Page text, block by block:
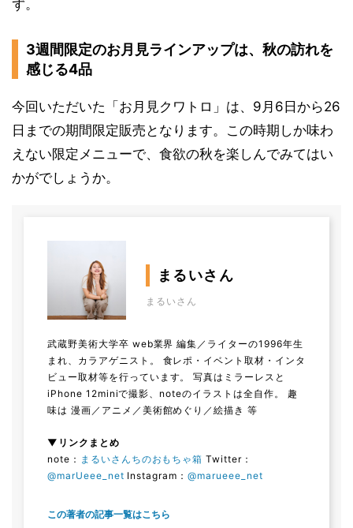
ず。
3週間限定のお月見ラインアップは、秋の訪れを
感じる4品
今回いただいた「お月見クワトロ」は、9月6日から26
日までの期間限定販売となります。この時期しか味わ
えない限定メニューで、食欲の秋を楽しんでみてはい
かがでしょうか。
まるいさん
まるいさん
武蔵野美術大学卒 web業界 編集／ライターの1996年生
まれ、カラアゲニスト。 食レポ・イベント取材・インタ
ビュー取材等を行っています。 写真はミラーレスと
iPhone 12miniで撮影、noteのイラストは全自作。 趣
味は 漫画／アニメ／美術館めぐり／絵描き 等
▼リンクまとめ
note： まるいさんちのおもちゃ箱 Twitter：
@marUeee_net Instagram：@marueee_net
この著者の記事一覧はこちら